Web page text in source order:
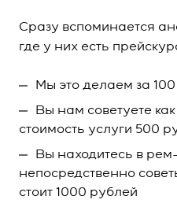
Сразу вспоминается
где у них есть
Мы это делаем за
Вы нам советуете
стоимость услуги 500
Вы находитесь в
непосредственно
стоит 1000 рублей